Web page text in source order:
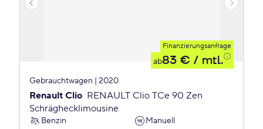
Finanzierungsanfrage
ab83 € / mtl.
Gebrauchtwagen | 2020
Renault Clio RENAULT Clio TCe 90 Zen
Schräghecklimousine
Benzin
Manuell